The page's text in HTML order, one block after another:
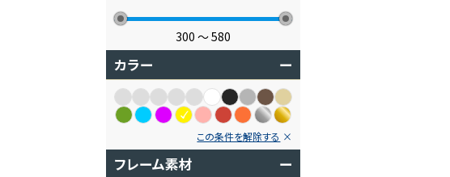
300 〜580
カラー ー
この条件を解除する
フレーム素材 ー